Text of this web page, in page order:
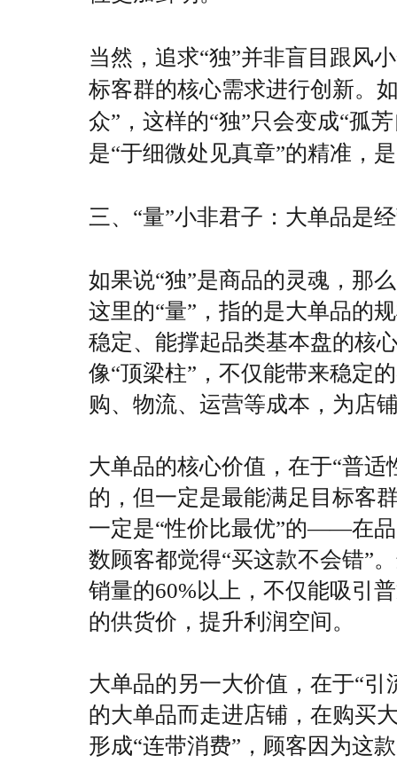
当然，追求“独”并非盲目跟风
标客群的核心需求进行创新。
众”，这样的“独”只会变成“孤
是“于细微处见真章”的精准，
三、“量”小非君子：大单品是
如果说“独”是商品的灵魂，那
这里的“量”，指的是大单品的
稳定、能撑起品类基本盘的核
像“顶梁柱”，不仅能带来稳定
购、物流、运营等成本，为店
大单品的核心价值，在于“普适
的，但一定是最能满足目标客
一定是“性价比最优”的——在
数顾客都觉得“买这款不会错”
销量的60%以上，不仅能吸引
的供货价，提升利润空间。
大单品的另一大价值，在于“引
的大单品而走进店铺，在购买
形成“连带消费”，顾客因为这